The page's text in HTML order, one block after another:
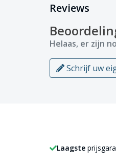
Reviews
Helaas, er zijn
Schrijf uw
Laagste